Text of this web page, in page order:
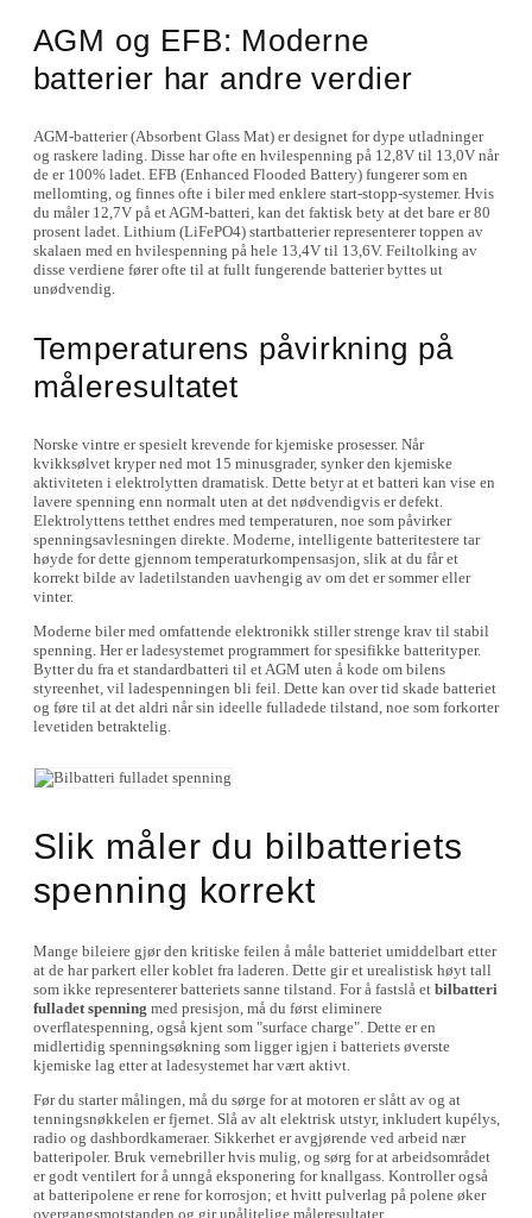
AGM og EFB: Moderne
batterier har andre verdier
AGM-batterier (Absorbent Glass Mat) er designet for dype utladninger
og raskere lading. Disse har ofte en hvilespenning på 12,8V til 13,0V når
de er 100% ladet. EFB (Enhanced Flooded Battery) fungerer som en
mellomting, og finnes ofte i biler med enklere start-stopp-systemer. Hvis
du måler 12,7V på et AGM-batteri, kan det faktisk bety at det bare er 80
prosent ladet. Lithium (LiFePO4) startbatterier representerer toppen av
skalaen med en hvilespenning på hele 13,4V til 13,6V. Feiltolking av
disse verdiene fører ofte til at fullt fungerende batterier byttes ut
unødvendig.
Temperaturens påvirkning på
måleresultatet
Norske vintre er spesielt krevende for kjemiske prosesser. Når
kvikksølvet kryper ned mot 15 minusgrader, synker den kjemiske
aktiviteten i elektrolytten dramatisk. Dette betyr at et batteri kan vise en
lavere spenning enn normalt uten at det nødvendigvis er defekt.
Elektrolyttens tetthet endres med temperaturen, noe som påvirker
spenningsavlesningen direkte. Moderne, intelligente batteritestere tar
høyde for dette gjennom temperaturkompensasjon, slik at du får et
korrekt bilde av ladetilstanden uavhengig av om det er sommer eller
vinter.
Moderne biler med omfattende elektronikk stiller strenge krav til stabil
spenning. Her er ladesystemet programmert for spesifikke batterityper.
Bytter du fra et standardbatteri til et AGM uten å kode om bilens
styreenhet, vil ladespenningen bli feil. Dette kan over tid skade batteriet
og føre til at det aldri når sin ideelle fulladede tilstand, noe som forkorter
levetiden betraktelig.
Slik måler du bilbatteriets
spenning korrekt
Mange bileiere gjør den kritiske feilen å måle batteriet umiddelbart etter
at de har parkert eller koblet fra laderen. Dette gir et urealistisk høyt tall
som ikke representerer batteriets sanne tilstand. For å fastslå et bilbatteri
fulladet spenning med presisjon, må du først eliminere
overflatespenning, også kjent som "surface charge". Dette er en
midlertidig spenningsøkning som ligger igjen i batteriets øverste
kjemiske lag etter at ladesystemet har vært aktivt.
Før du starter målingen, må du sørge for at motoren er slått av og at
tenningsnøkkelen er fjernet. Slå av alt elektrisk utstyr, inkludert kupélys,
radio og dashbordkameraer. Sikkerhet er avgjørende ved arbeid nær
batteripoler. Bruk vernebriller hvis mulig, og sørg for at arbeidsområdet
er godt ventilert for å unngå eksponering for knallgass. Kontroller også
at batteripolene er rene for korrosjon; et hvitt pulverlag på polene øker
overgangsmotstanden og gir upålitelige måleresultater.